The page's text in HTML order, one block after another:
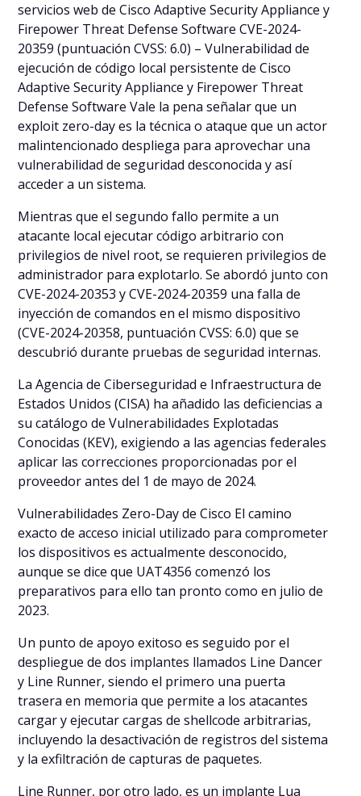
servicios web de Cisco Adaptive Security Appliance y
Firepower Threat Defense Software CVE-2024-
20359 (puntuación CVSS: 6.0) – Vulnerabilidad de
ejecución de código local persistente de Cisco
Adaptive Security Appliance y Firepower Threat
Defense Software Vale la pena señalar que un
exploit zero-day es la técnica o ataque que un actor
malintencionado despliega para aprovechar una
vulnerabilidad de seguridad desconocida y así
acceder a un sistema.
Mientras que el segundo fallo permite a un
atacante local ejecutar código arbitrario con
privilegios de nivel root, se requieren privilegios de
administrador para explotarlo. Se abordó junto con
CVE-2024-20353 y CVE-2024-20359 una falla de
inyección de comandos en el mismo dispositivo
(CVE-2024-20358, puntuación CVSS: 6.0) que se
descubrió durante pruebas de seguridad internas.
La Agencia de Ciberseguridad e Infraestructura de
Estados Unidos (CISA) ha añadido las deficiencias a
su catálogo de Vulnerabilidades Explotadas
Conocidas (KEV), exigiendo a las agencias federales
aplicar las correcciones proporcionadas por el
proveedor antes del 1 de mayo de 2024.
Vulnerabilidades Zero-Day de Cisco El camino
exacto de acceso inicial utilizado para comprometer
los dispositivos es actualmente desconocido,
aunque se dice que UAT4356 comenzó los
preparativos para ello tan pronto como en julio de
2023.
Un punto de apoyo exitoso es seguido por el
despliegue de dos implantes llamados Line Dancer
y Line Runner, siendo el primero una puerta
trasera en memoria que permite a los atacantes
cargar y ejecutar cargas de shellcode arbitrarias,
incluyendo la desactivación de registros del sistema
y la exfiltración de capturas de paquetes.
Line Runner, por otro lado, es un implante Lua